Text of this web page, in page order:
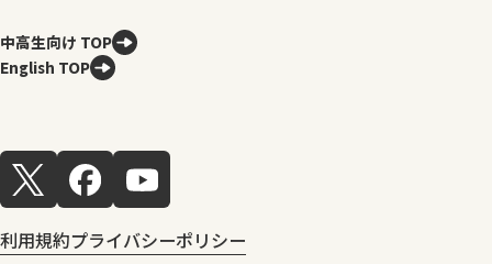
中高生向け TOP
English TOP
利用規約プライバシーポリシー